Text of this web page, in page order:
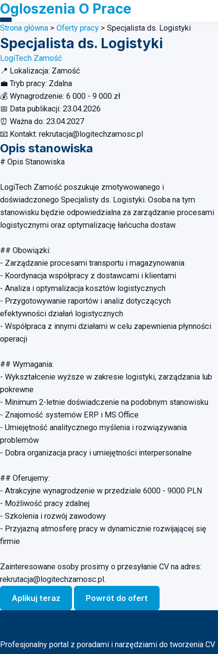
Ogloszenia O Prace
Strona główna > Oferty pracy > Specjalista ds. Logistyki
Specjalista ds. Logistyki
LogiTech Zamość
📍 Lokalizacja: Zamość
💼 Tryb pracy: Zdalna
💰 Wynagrodzenie: 6 000 - 9 000 zł
📅 Data publikacji: 23.04.2026
⏰ Ważna do: 23.04.2027
📧 Kontakt: rekrutacja@logitechzamosc.pl
Opis stanowiska
# Opis Stanowiska
LogiTech Zamość poszukuje zmotywowanego i
doświadczonego Specjalisty ds. Logistyki. Osoba na tym
stanowisku będzie odpowiedzialna za zarządzanie procesami
logistycznymi oraz optymalizację łańcucha dostaw.
## Obowiązki:
- Zarządzanie procesami transportu i magazynowania
- Koordynacja współpracy z dostawcami i klientami
- Analiza i optymalizacja kosztów logistycznych
- Przygotowywanie raportów i analiz dotyczących
efektywności działań logistycznych
- Współpraca z innymi działami w celu zapewnienia płynności
operacji
## Wymagania:
- Wykształcenie wyższe w zakresie logistyki, zarządzania lub
pokrewne
- Minimum 2-letnie doświadczenie na podobnym stanowisku
- Znajomość systemów ERP i MS Office
- Umiejętność analitycznego myślenia i rozwiązywania
problemów
- Dobra organizacja pracy i umiejętności interpersonalne
## Oferujemy:
- Atrakcyjne wynagrodzenie w przedziale 6000 - 9000 PLN
- Możliwość pracy zdalnej
- Szkolenia i rozwój zawodowy
- Przyjazną atmosferę pracy w dynamicznie rozwijającej się
firmie
Zainteresowane osoby prosimy o przesyłanie CV na adres:
rekrutacja@logitechzamosc.pl.
Aplikuj teraz Powrót do ofert
Profesjonalny portal z poradami i narzędziami do tworzenia CV